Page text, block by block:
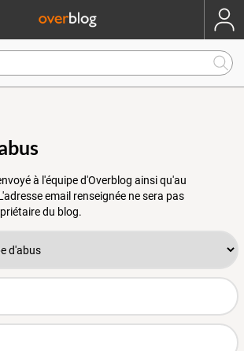
à l'équipe d'Overblog ainsi qu'au
email renseignée ne sera pas
du blog.